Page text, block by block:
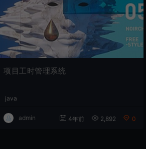
项目工时管理系统
java
admin 4年前 2,892 0